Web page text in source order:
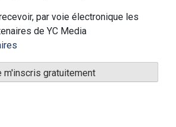
par voie électronique les
de YC Media